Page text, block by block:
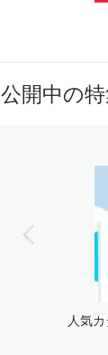
公開中の
人気